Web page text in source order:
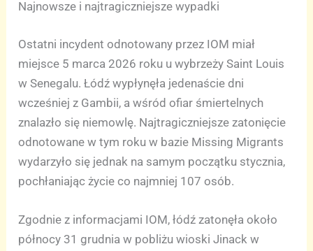
Najnowsze i najtragiczniejsze wypadki
Ostatni incydent odnotowany przez IOM miał
miejsce 5 marca 2026 roku u wybrzeży Saint Louis
w Senegalu. Łódź wypłynęła jedenaście dni
wcześniej z Gambii, a wśród ofiar śmiertelnych
znalazło się niemowlę. Najtragiczniejsze zatonięcie
odnotowane w tym roku w bazie Missing Migrants
wydarzyło się jednak na samym początku stycznia,
pochłaniając życie co najmniej 107 osób.
Zgodnie z informacjami IOM, łódź zatonęła około
północy 31 grudnia w pobliżu wioski Jinack w